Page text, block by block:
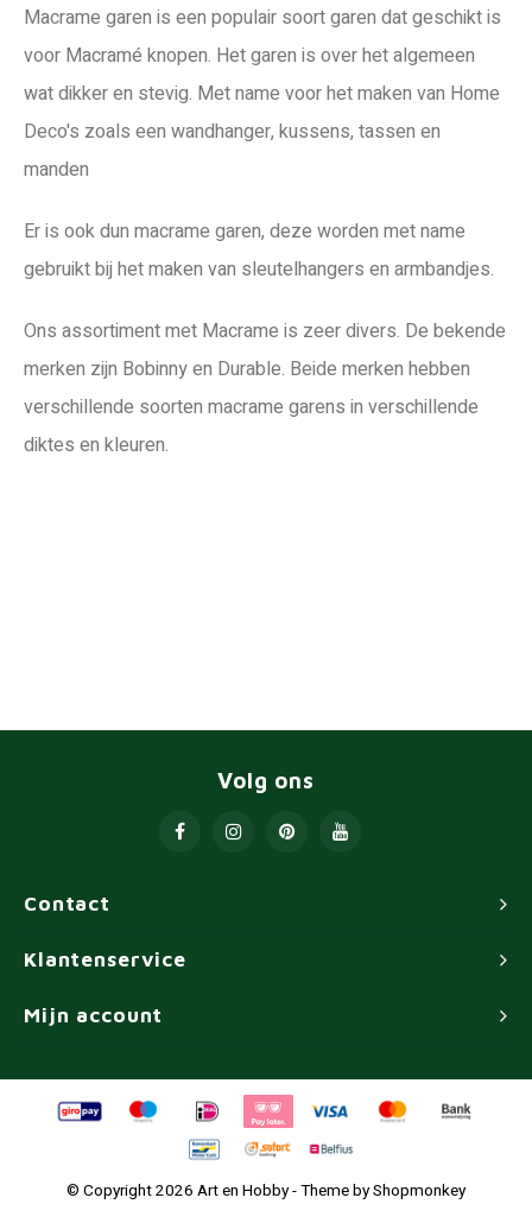
Macrame garen is een populair soort garen dat geschikt is
voor Macramé knopen. Het garen is over het algemeen
wat dikker en stevig. Met name voor het maken van Home
Deco's zoals een wandhanger, kussens, tassen en
manden
Er is ook dun macrame garen, deze worden met name
gebruikt bij het maken van sleutelhangers en armbandjes.
Ons assortiment met Macrame is zeer divers. De bekende
merken zijn Bobinny en Durable. Beide merken hebben
verschillende soorten macrame garens in verschillende
diktes en kleuren.
Contact
Volg ons
Klantenservice
Mijn account
© Copyright 2026 Art en Hobby - Theme byShopmonkey